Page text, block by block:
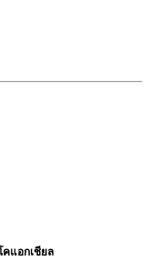
คแอกเชียล